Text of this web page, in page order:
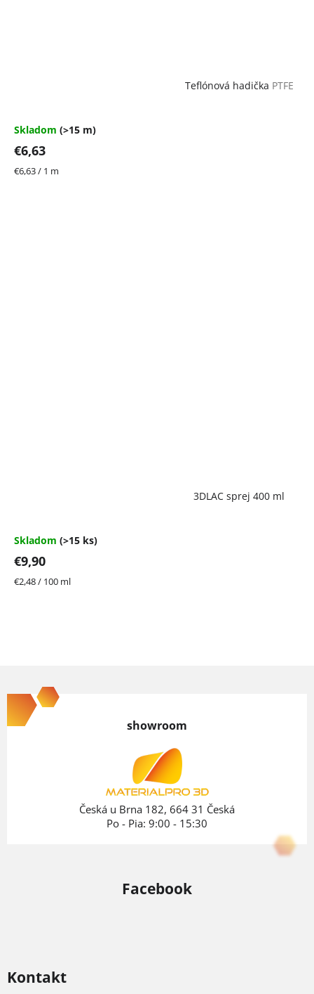
Teflónová hadička PTFE
Skladom (>15 m)
€6,63
Jednotková
€6,63 / 1 m
3DLAC sprej 400 ml
4,7
5
hviezdičiek.
Skladom (>15 ks)
€9,90
Jednotková
€2,48 / 100 ml
á
p
Kontakt
showroom
Česká u Brna 182, 664 31 Česká
Po - Pia: 9:00 - 15:30
Facebook